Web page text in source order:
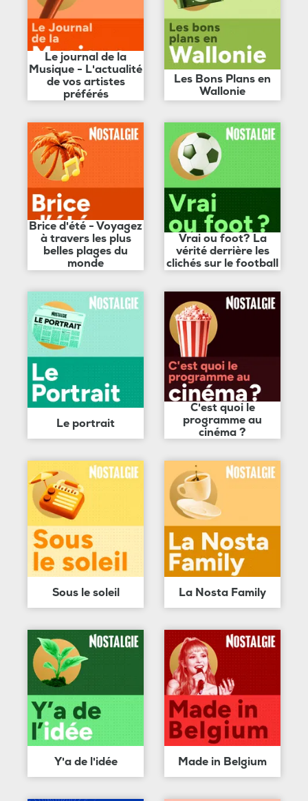
Le journal de la
Musique - L'actualité
de vos artistes
préférés
Les Bons Plans en
Wallonie
Brice d'été - Voyagez
à travers les plus
belles plages du
monde
Vrai ou foot? La
vérité derrière les
clichés sur le football
Le portrait
C'est quoi le
programme au
cinéma ?
Sous le soleil La Nosta Family
Y'a de l'idée Made in Belgium